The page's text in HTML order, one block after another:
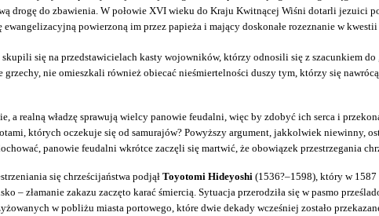
drogę do zbawienia. W połowie XVI wieku do Kraju Kwitnącej Wiśni dotarli
powierzoną im przez papieża i mający doskonałe rozeznanie w
się na przedstawicielach kasty wojowników, którzy odnosili się z szacunkiem
nie omieszkali również obiecać nieśmiertelności duszy tym, którzy się
a realną władzę sprawują wielcy panowie feudalni, więc by zdobyć ich serca i
których oczekuje się od samurajów? Powyższy argument, jakkolwiek
panowie feudalni wkrótce zaczęli się martwić, że obowiązek przestrzegania
się chrześcijaństwa podjął Toyotomi Hideyoshi (1536?–1598), który w 1587
– złamanie zakazu zaczęto karać śmiercią. Sytuacja przerodziła się w pasmo
w pobliżu miasta portowego, które dwie dekady wcześniej zostało